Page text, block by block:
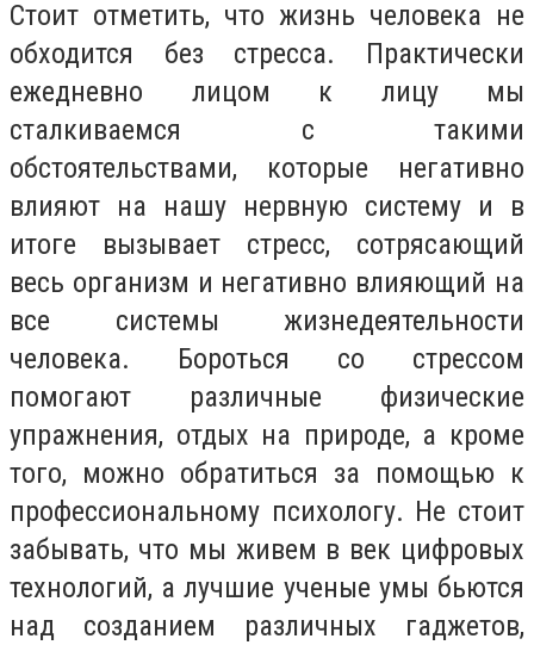
Стоит отметить, что жизнь человека не
обходится без стресса. Практически
ежедневно лицом к лицу мы
сталкиваемся с такими
обстоятельствами, которые негативно
влияют на нашу нервную систему и в
итоге вызывает стресс, сотрясающий
весь организм и негативно влияющий на
все системы жизнедеятельности
человека. Бороться со стрессом
помогают различные физические
упражнения, отдых на природе, а кроме
того, можно обратиться за помощью к
профессиональному психологу. Не стоит
забывать, что мы живем в век цифровых
технологий, а лучшие ученые умы бьются
над созданием различных гаджетов,